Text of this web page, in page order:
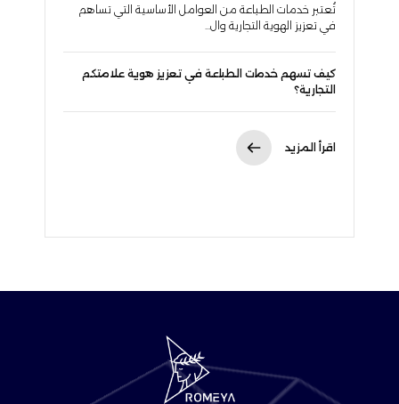
تُعتبر خدمات الطباعة من العوامل الأساسية التي تساهم
في تعزيز الهوية التجارية وال...
كيف تسهم خدمات الطباعة في تعزيز هوية علامتكم
التجارية؟
اقرأ المزيد